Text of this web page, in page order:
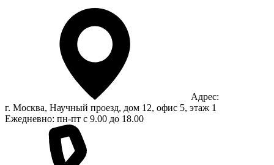
Адрес:
г. Москва, Научный проезд, дом 12, офис 5, этаж 1
Ежедневно: пн-пт с 9.00 до 18.00